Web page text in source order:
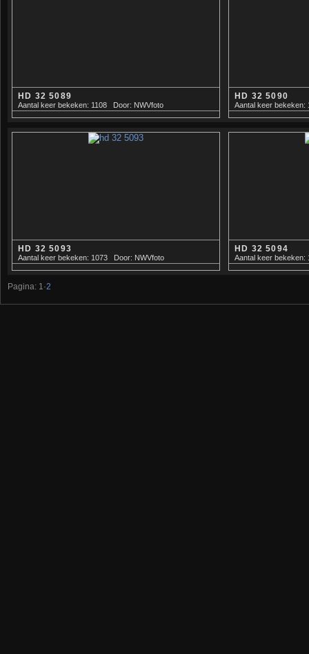
HD 32 5089
Aantal keer bekeken: 1108 Door: NWVfoto
HD 32 5090
Aantal keer bekeken:
HD 32 5093
Aantal keer bekeken: 1073 Door: NWVfoto
HD 32 5094
Aantal keer bekeken:
Pagina: 1 ·2